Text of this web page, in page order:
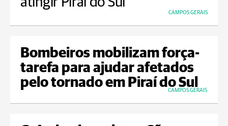
CAMPOS GERAIS
Bombeiros mobilizam força-
tarefa para ajudar afetados
pelo tornado em Piraí do Sul
CAMPOS GERAIS